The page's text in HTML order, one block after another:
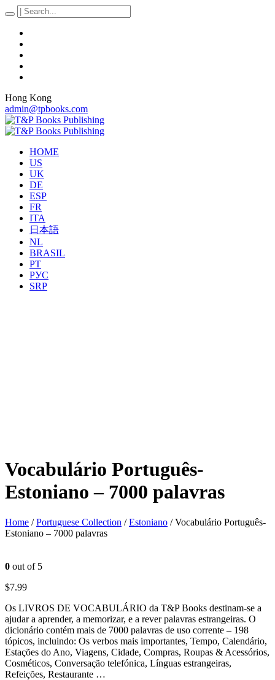
Hong Kong
admin@tpbooks.com
HOME
US
UK
DE
ESP
FR
ITA
日本語
NL
BRASIL
PT
РУС
SRP
Vocabulário Português-
Estoniano – 7000 palavras
Home /Portuguese Collection /Estoniano / Vocabulário Português-
Estoniano – 7000 palavras
0 out of 5
$7.99
Os LIVROS DE VOCABULÁRIO da T&P Books destinam-se a
ajudar a aprender, a memorizar, e a rever palavras estrangeiras. O
dicionário contém mais de 7000 palavras de uso corrente – 198
tópicos, incluindo: Os verbos mais importantes, Tempo, Calendário,
Estações do Ano, Viagens, Cidade, Compras, Roupas & Acessórios,
Cosméticos, Conversação telefónica, Línguas estrangeiras,
Refeições, Restaurante …